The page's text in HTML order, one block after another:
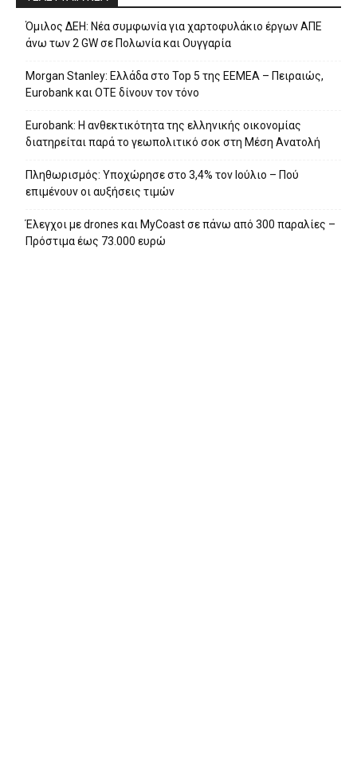
Όμιλος ΔΕΗ: Νέα συμφωνία για χαρτοφυλάκιο έργων ΑΠΕ
άνω των 2 GW σε Πολωνία και Ουγγαρία
Morgan Stanley: Ελλάδα στο Top 5 της EEMEA – Πειραιώς,
Eurobank και ΟΤΕ δίνουν τον τόνο
Eurobank: Η ανθεκτικότητα της ελληνικής οικονομίας
διατηρείται παρά το γεωπολιτικό σοκ στη Μέση Ανατολή
Πληθωρισμός: Υποχώρησε στο 3,4% τον Ιούλιο – Πού
επιμένουν οι αυξήσεις τιμών
Έλεγχοι με drones και MyCoast σε πάνω από 300 παραλίες –
Πρόστιμα έως 73.000 ευρώ